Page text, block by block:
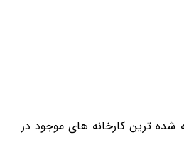
شده ترین کارخانه های موجود در